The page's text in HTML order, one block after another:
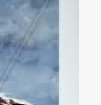
Beirut, den
doch
merklich